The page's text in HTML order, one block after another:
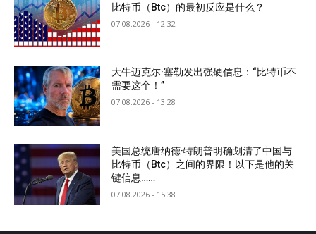
比特币（Btc）的最初反应是什么？
07.08.2026 - 12:32
大牛迈克尔·塞勒发出强硬信息：“比特币不
需要这个！”
07.08.2026 - 13:28
美国总统唐纳德·特朗普明确划清了中国与
比特币（Btc）之间的界限！以下是他的关
键信息……
07.08.2026 - 15:38